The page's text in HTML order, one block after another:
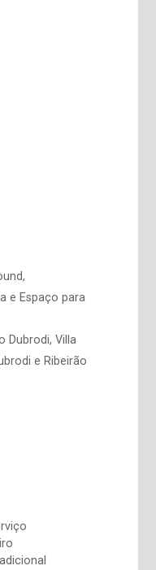
e Espaço para
Dubrodi, Villa
e Ribeirão